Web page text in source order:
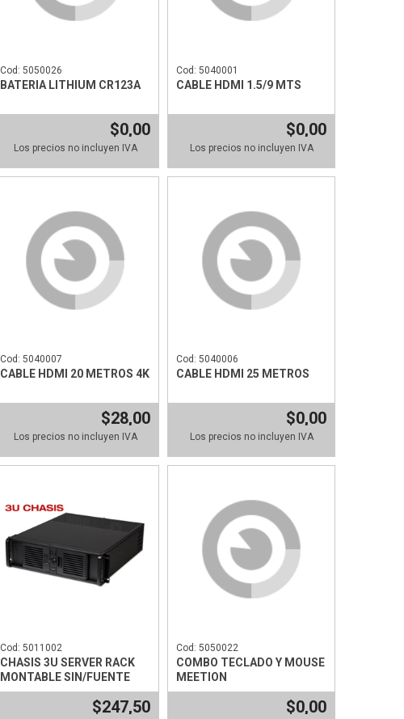
Cod: 5050026
BATERIA LITHIUM CR123A
$0,00
Los precios no incluyen IVA
Cod: 5040001
CABLE HDMI 1.5/9 MTS
$0,00
Los precios no incluyen IVA
Cod: 5040007
CABLE HDMI 20 METROS 4K
$28,00
Los precios no incluyen IVA
Cod: 5040006
CABLE HDMI 25 METROS
$0,00
Los precios no incluyen IVA
Cod: 5011002
CHASIS 3U SERVER RACK
MONTABLE SIN/FUENTE
$247,50
Cod: 5050022
COMBO TECLADO Y MOUSE
MEETION
$0,00